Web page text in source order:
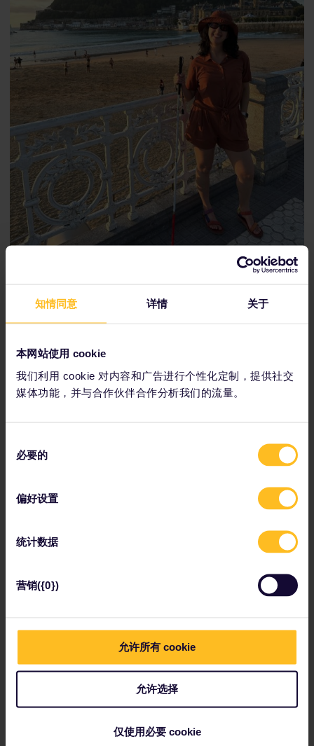
知情同意 详情 关于
本网站使用 cookie
我们利用 cookie 对内容和广告进行个性化定制，提供社交
媒体功能，并与合作伙伴合作分析我们的流量。
必要的
偏好设置
统计数据
营销({0})
允许所有 cookie
允许选择
仅使用必要 cookie
卡塔琳娜在西班牙圣塞巴斯蒂安欣赏日落（卡塔琳娜·里维拉）
您对首次Interrail和Eurail欧铁旅行者有什么建
议？
如果您的列车要求或建议进行座位预订，请尽快预订，不要拖延。通
常可以在网上找到列车的座位布局图，帮助您了解座位的朝向，以便
在有偏好时进行选择。
点。由于我有听力障碍，听清语音播报有时会比较困难——但如果没
有视觉显示屏，我会使用手机上的地图应用来追踪列车行进情况。
那样节奏紧张、行色匆匆。我发现当我们提出问题时，人们通常都非
在与旅途中遇到的陌生人交流时，我会尽量使用非常清晰的表达，用
简短的信息准确传达我的需求。这会形成一种“固定话术”，在事情较
重复表达自己的需求，这样就不需要不断重新组织语言。如果您不愿
意，也完全不需要说明或解释自己的残障情况。
一段时间内也很难对坐哪里提出建议。因此，如果他能先做出决定并
带头行动，会对我很有帮助。
最后，作为一名视障人士，如果我行动太快，或者没有给自己足够时
间去察觉障碍物，就可能会受伤。因此，即使周围有人，我也会给自